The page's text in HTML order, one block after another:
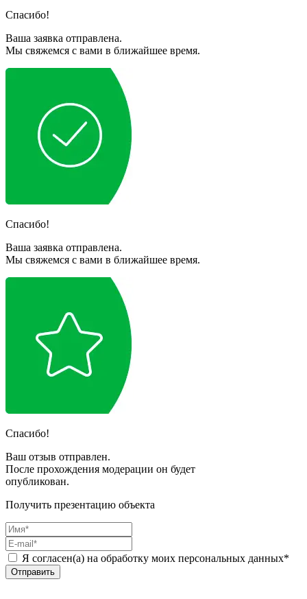
Спасибо!
Ваша заявка отправлена.
Мы свяжемся с вами в ближайшее время.
Спасибо!
Ваша заявка отправлена.
Мы свяжемся с вами в ближайшее время.
Спасибо!
Ваш отзыв отправлен.
После прохождения модерации он будет
опубликован.
Получить презентацию объекта
Я согласен(а) на обработку моих персональных данных*